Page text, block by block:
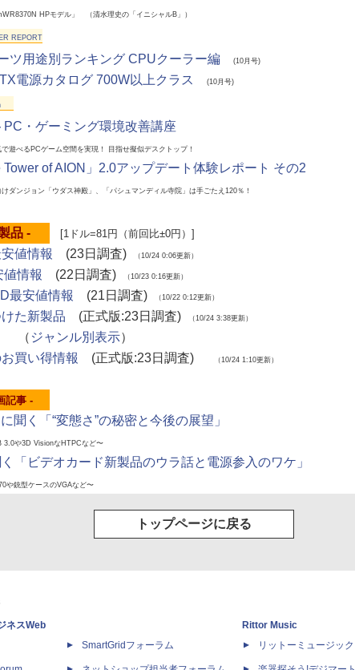
HPモデル」 （清水理史の「イニシャルB」）
REPORT
ツ用途別ランキング CPUクーラー編 (10月号)
電源カタログ 700W以上クラス (10月号)
PC・ゲーミング環境改善講座
遊べるPCゲーム空間を実現！ 目指せ擬似デスクトップ！
Tower of AION」2.0アップデート体験レポート その2
ダンジョン「ウダス神殿」、「パシュマンディル寺院」は手ごたえ120％！
品 - [1ドル=81円（前回比±0円）]
値情報 (23日調査) （10/24 0:06更新）
情報 (22日調査) （10/23 0:16更新）
最安値情報 (21日調査) （10/22 0:12更新）
た新製品 (正式版:23日調査) （10/24 3:38更新）
ジャンル別表示）
買い得情報
(正式版:23日調査) （10/24 1:10更新）
記事 -
聞く「“変態さ”の秘密と今後の展望」
3.0や3D VisionなHTPCなど〜
「ビデオカード新製品のウラ話と電源参入のワケ」
や銃型ケースのVGAなど〜
トップページに戻る
ネスWeb
SmartGridフォーラム
Rittor Music
リットーミュージック